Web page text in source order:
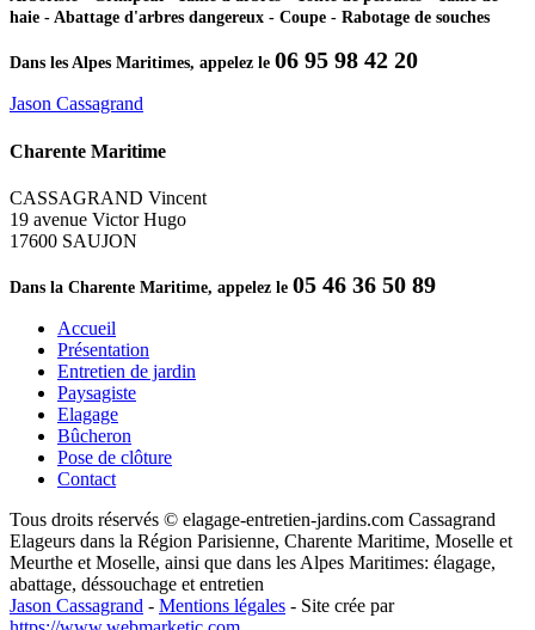
haie - Abattage d'arbres dangereux - Coupe - Rabotage de souches
Dans les Alpes Maritimes, appelez le 06 95 98 42 20
Jason Cassagrand
Charente Maritime
CASSAGRAND Vincent
19 avenue Victor Hugo
17600 SAUJON
Dans la Charente Maritime, appelez le 05 46 36 50 89
Accueil
Présentation
Entretien de jardin
Paysagiste
Elagage
Bûcheron
Pose de clôture
Contact
Tous droits réservés © elagage-entretien-jardins.com Cassagrand
Elageurs dans la Région Parisienne, Charente Maritime, Moselle et
Meurthe et Moselle, ainsi que dans les Alpes Maritimes: élagage,
abattage, déssouchage et entretien
Jason Cassagrand - Mentions légales - Site crée par